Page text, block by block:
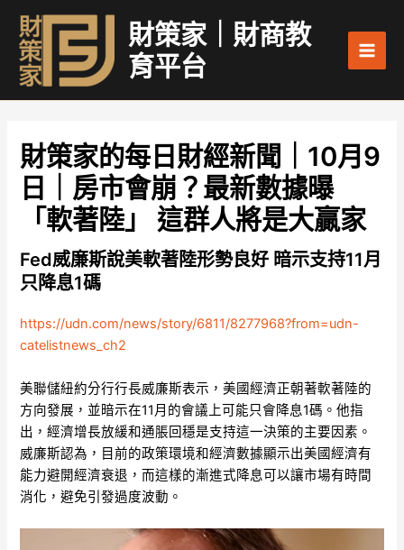
內
財策家｜財商教
育平台
財策家的每日財經新聞｜10月9
日｜房市會崩？最新數據曝
「軟著陸」 這群人將是大贏家
Fed威廉斯說美軟著陸形勢良好 暗示支持11月
只降息1碼
https://udn.com/news/story/6811/8277968?from=udn-
catelistnews_ch2
美聯儲紐約分行行長威廉斯表示，美國經濟正朝著軟著陸的
方向發展，並暗示在11月的會議上可能只會降息1碼。他指
出，經濟增長放緩和通脹回穩是支持這一決策的主要因素。
威廉斯認為，目前的政策環境和經濟數據顯示出美國經濟有
能力避開經濟衰退，而這樣的漸進式降息可以讓市場有時間
消化，避免引發過度波動。